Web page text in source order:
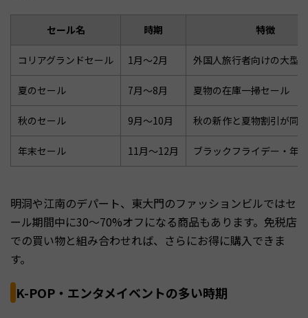
セール名 時期 特徴
コリアグランドセール 1月〜2月 外国人旅行者向けの大型
夏のセール 7月〜8月 夏物の在庫一掃セール
秋のセール 9月〜10月 秋の新作と夏物割引が同
年末セール 11月〜12月 ブラックフライデー・年
明洞や江南のデパート、東大門のファッションビルではセ
ール期間中に30〜70%オフになる商品もあります。免税店
での買い物と組み合わせれば、さらにお得に購入できま
す。
K-POP・エンタメイベントの多い時期